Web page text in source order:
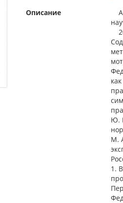
Описание
Ю.
М.
1.